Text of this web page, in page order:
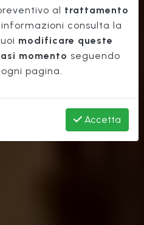
al trattamento
consulta la
modificare queste
momento seguendo
pagina.
Accetta